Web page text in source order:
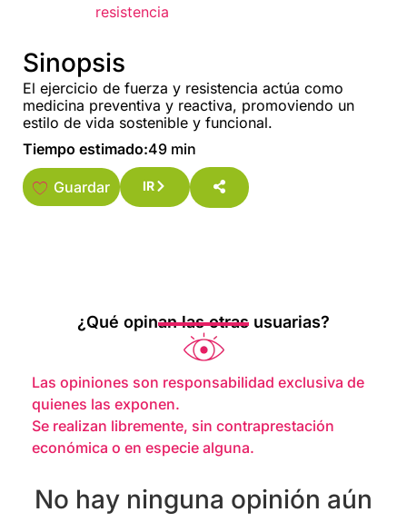
resistencia
Sinopsis
El ejercicio de fuerza y resistencia actúa como
medicina preventiva y reactiva, promoviendo un
estilo de vida sostenible y funcional.
Tiempo estimado:49 min
Guardar IR
¿Qué opinan las otras usuarias?
Las opiniones son responsabilidad exclusiva de
quienes las exponen.
Se realizan libremente, sin contraprestación
económica o en especie alguna.
No hay ninguna opinión aún